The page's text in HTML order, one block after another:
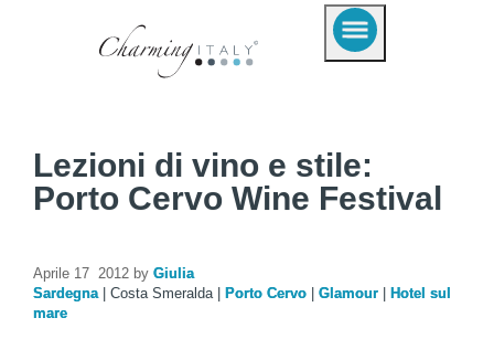
Lezioni di vino e stile:
Porto Cervo Wine Festival
Aprile 17 2012 by Giulia
Sardegna
Costa Smeralda Porto Cervo Glamour
Hotel sul
mare